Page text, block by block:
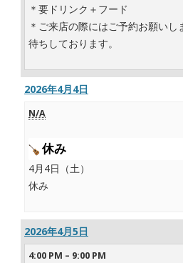
＊要ドリンク＋フード
＊ご来店の際にはご予約お願い
待ちしております。
2026年4月4日
N/A
休み
4月4日（土）
休み
2026年4月5日
4:00 PM – 9:00 PM